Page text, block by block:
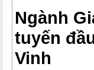
Ngành
tuyến
Vinh